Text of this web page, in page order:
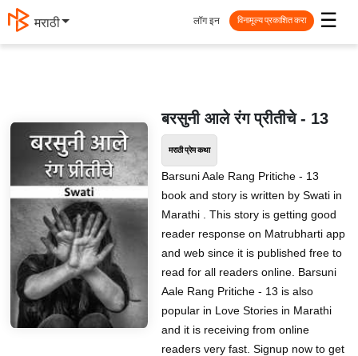
मराठी ☰
लॉग इन विनामूल्य प्रकाशित करा
बरसुनी आले रंग प्रीतीचे - 13
मराठी प्रेम कथा
Barsuni Aale Rang Pritiche - 13
book and story is written by Swati in
Marathi . This story is getting good
reader response on Matrubharti app
and web since it is published free to
read for all readers online. Barsuni
Aale Rang Pritiche - 13 is also
popular in Love Stories in Marathi
and it is receiving from online
readers very fast. Signup now to get